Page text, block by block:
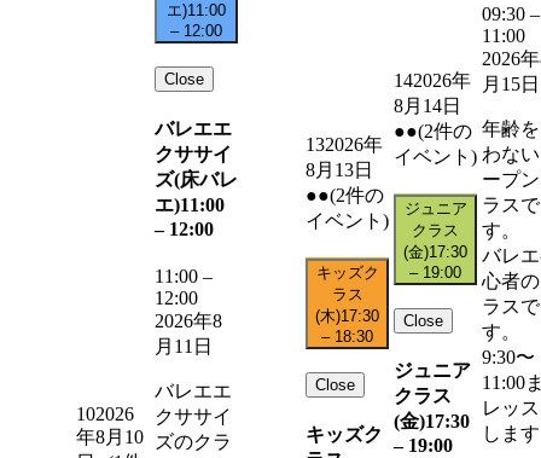
102026
年8月10
エ)11:00
– 12:00
Close
バレエエ
クササイ
ズ(床バレ
エ)11:00
– 12:00
11:00 –
12:00
2026年8
月11日
バレエエ
クササイ
ズのクラ
132026年
8月13日
●●(2件の
イベント)
キッズク
ラス
(木)17:30
– 18:30
Close
キッズク
142026年
8月14日
●●(2件の
イベント)
ジュニア
クラス
(金)17:30
– 19:00
Close
ジュニア
クラス
(金)17:30
– 19:00
09:30 –
11:00
2026
月15日
年齢
わな
ープ
ラスで
す。
バレ
心者
ラスで
す。
9:30〜
11:00
レッ
しま